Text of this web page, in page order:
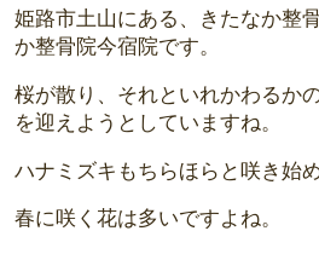
姫路市土山にある、きたなか整
か整骨院今宿院です。
桜が散り、それといれかわるか
を迎えようとしていますね。
ハナミズキもちらほらと咲き始
春に咲く花は多いですよね。